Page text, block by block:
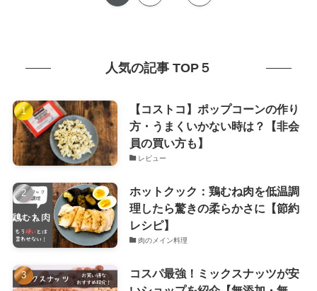
人気の記事 TOP５
【コストコ】ポップコーンの作り
方・うまくいかない時は？【非会
員の買い方も】
レビュー
ホットクック：鶏むね肉を低温調
理したら驚きの柔らかさに【節約
レシピ】
肉のメイン料理
コスパ最強！ミックスナッツが安